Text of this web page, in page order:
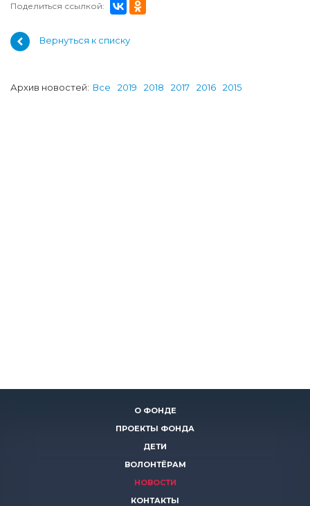
Поделиться ссылкой:
Вернуться к списку
Архив новостей: Все 2019 2018 2017 2016 2015
О ФОНДЕ
ПРОЕКТЫ ФОНДА
ДЕТИ
ВОЛОНТЁРАМ
НОВОСТИ
КОНТАКТЫ